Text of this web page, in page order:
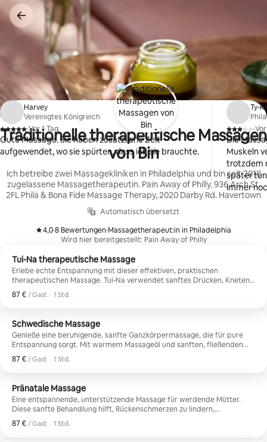
Inhalten
springen
Traditionelle therapeutische Massagen
von Bin
Ich betreibe zwei Massagekliniken in Philadelphia und bin seit 2018
zugelassene Massagetherapeutin. Pain Away of Philly, 936 Arch St.
2FL Phila & Bona Fide Massage Therapy, 2020 Darby Rd. Havertown
Automatisch übersetzt
4,0
,
·8 Bewertungen
, ·Massagetherapeut:in in Philadelphia
Wird hier bereitgestellt: Pain Away of Philly
Tui-Na therapeutische Massage
Erlebe echte Entspannung mit dieser effektiven, praktischen
therapeutischen Massage. Tui-Na verwendet sanftes Drücken, Kneten
und Dehnen, um Schmerzen zu lindern, verspannte Muskeln zu lockern
und die Genesung von Verletzungen zu unterstützen. Es ist großartig
Rückenschmerzen oder schmerzende Schultern. Diese Behandlung hilft
deinem Körper, sich zu entspannen, sich besser zu bewegen und sich
erholt zu fühlen.
87 € / Gast
87 € pro Gast
, · 1 Std.
Schwedische Massage
Genieße eine beruhigende, sanfte Ganzkörpermassage, die für pure
Entspannung sorgt. Mit warmem Massageöl und sanften, fließenden
Strichen schmilzt diese Behandlung Stress weg und beruhigt müde
Muskeln. Im Gegensatz zu Tui-Na ist die schwedische Massage leicht,
lösen und ein friedliches, beruhigendes Erlebnis genießen möchten.
87 € / Gast
87 € pro Gast
, · 1 Std.
Pränatale Massage
Eine entspannende, unterstützende Massage für werdende Mütter.
Diese sanfte Behandlung hilft, Rückenschmerzen zu lindern,
Schwellungen zu reduzieren und Verspannungen in Hüften, Beinen und
Schultern zu lösen. Durch bequeme Positionen und beruhigenden
87 € / Gast
87 € pro Gast
, · 1 Std.
Harvey
Vereinigtes Königreich
,
·Vor 1 Tag
Gute Massage. Sie haben zusätzliche Zeit
aufgewendet, wo sie spürten, dass ich sie brauchte.
Ty-
,
·
Die
Muskeln
trotzdem
später
immer